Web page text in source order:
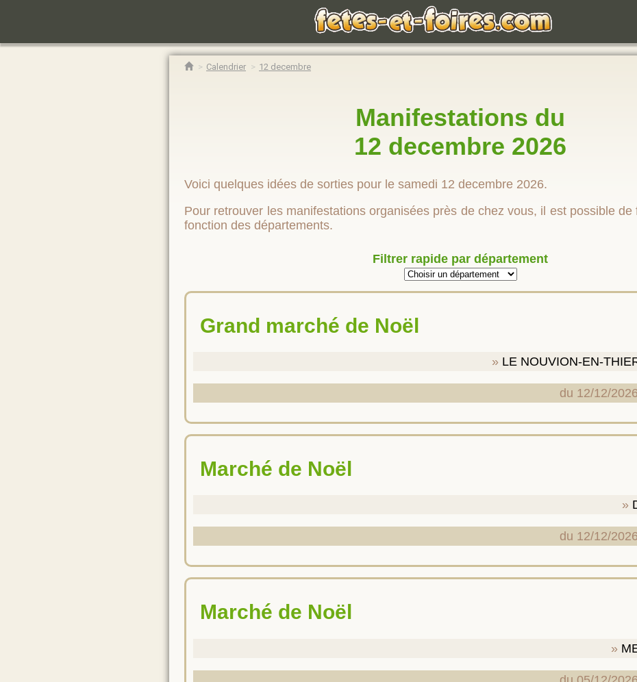
Calendrier 12 decembre
Manifestations du
12 decembre 2026
Voici quelques idées de sorties pour le samedi 12 decembre 2026.
Pour retrouver les manifestations organisées près de chez vous, il est possible de
fonction des départements.
Filtrer rapide par département
Grand marché de Noël
LE NOUVION-EN-
du 12/12/
Marché de Noël
du 12/12/
Marché de Noël